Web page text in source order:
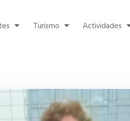
Turismo Actividades